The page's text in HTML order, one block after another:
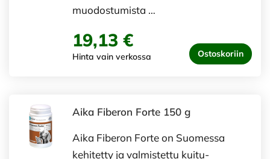
muodostumista …
19,13 €
Hinta vain verkossa Ostoskoriin
Aika Fiberon Forte 150 g
Aika Fiberon Forte on Suomessa
kehitetty ja valmistettu kuitu-